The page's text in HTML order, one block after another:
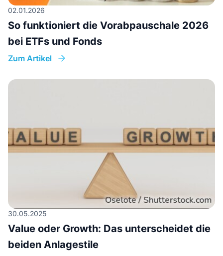
02.01.2026
So funktioniert die Vorabpauschale 2026
bei ETFs und Fonds
Zum Artikel
30.05.2025
Value oder Growth: Das unterscheidet die
beiden Anlagestile